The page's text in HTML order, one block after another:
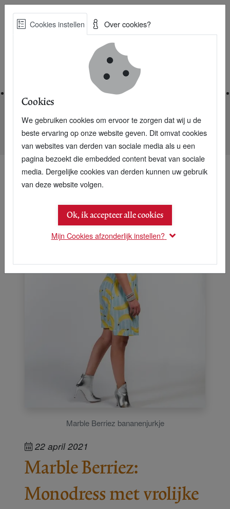
Skip
Best Practices voor een duurzame toekomst
Nieuwsarchief
Marble Berriez: Monodress met vrolijke bananen
Marble Berriez bananenjurkje
22 april 2021
Marble Berriez:
Monodress met vrolijke
Cookies instellen Over cookies?
Cookies
We gebruiken cookies om ervoor te zorgen dat wij u de
beste ervaring op onze website geven. Dit omvat cookies
van websites van derden van sociale media als u een
pagina bezoekt die embedded content bevat van sociale
media. Dergelijke cookies van derden kunnen uw gebruik
van deze website volgen.
Ok, ik accepteer alle cookies
Mijn Cookies afzonderlijk instellen?